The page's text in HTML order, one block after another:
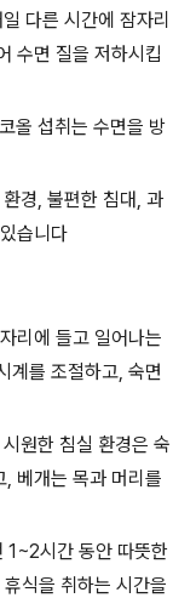
다른 시간에 잠자리
수면 질을 저하시킵
올 섭취는 수면을 방
경, 불편한 침대, 과
습니다
리에 들고 일어나는
계를 조절하고, 숙면
원한 침실 환경은 숙
베개는 목과 머리를
1~2시간 동안 따뜻한
식을 취하는 시간을